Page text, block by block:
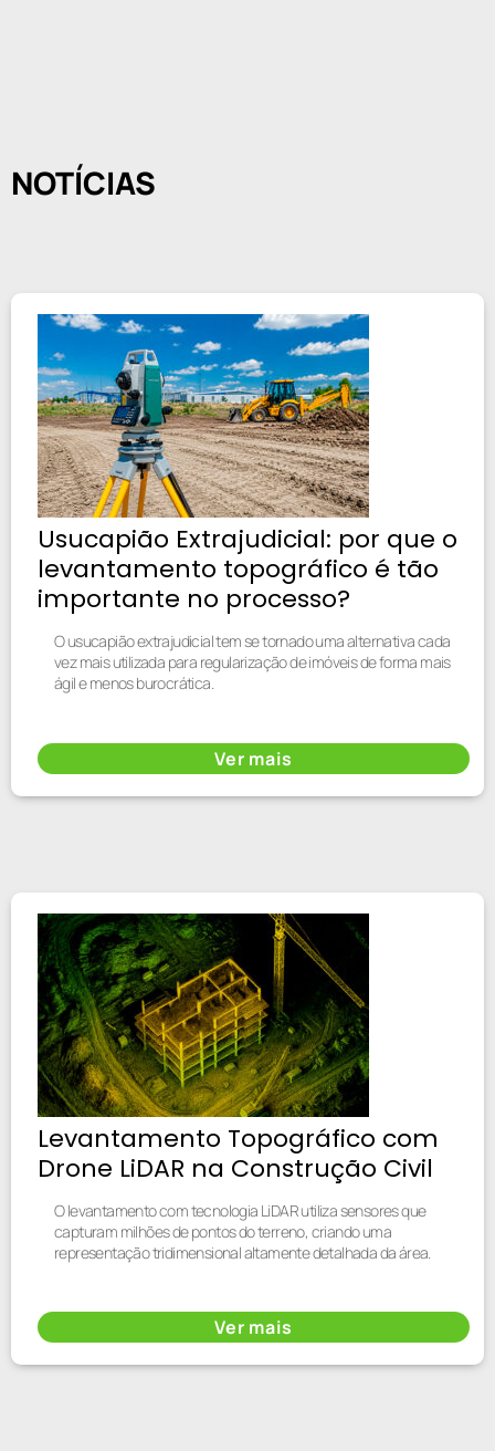
NOTÍCIAS
Usucapião Extrajudicial: por que o
levantamento topográfico é tão
importante no processo?
O usucapião extrajudicial tem se tornado uma alternativa cada
vez mais utilizada para regularização de imóveis de forma mais
ágil e menos burocrática.
Ver mais
Levantamento Topográfico com
Drone LiDAR na Construção Civil
O levantamento com tecnologia LiDAR utiliza sensores que
capturam milhões de pontos do terreno, criando uma
representação tridimensional altamente detalhada da área.
Ver mais